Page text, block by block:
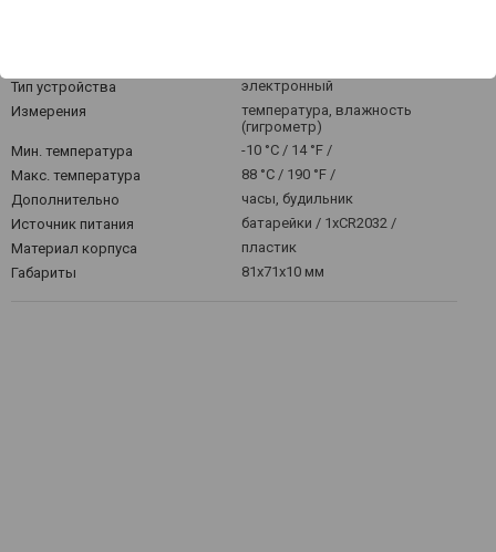
Тип устройства
электронный
Измерения
температура, влажность
(гигрометр)
Мин. температура
-10 °C / 14 °F /
Макс. температура
88 °C / 190 °F /
Дополнительно
часы, будильник
Источник питания
батарейки / 1xCR2032 /
Материал корпуса
пластик
Габариты
81x71x10 мм